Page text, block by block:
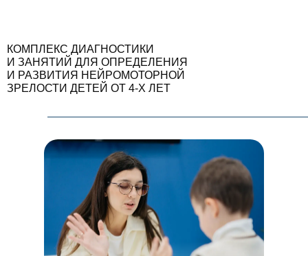
КОМПЛЕКС ДИАГНОСТИКИ
И ЗАНЯТИЙ ДЛЯ ОПРЕДЕЛЕНИЯ
И РАЗВИТИЯ НЕЙРОМОТОРНОЙ
ЗРЕЛОСТИ ДЕТЕЙ ОТ 4-Х ЛЕТ